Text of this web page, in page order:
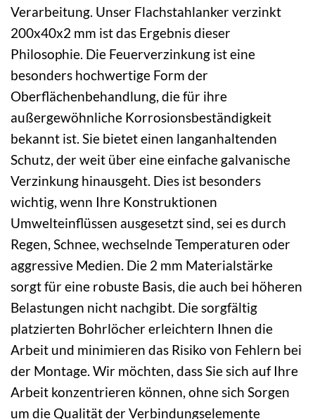
Verarbeitung. Unser Flachstahlanker verzinkt
200x40x2 mm ist das Ergebnis dieser
Philosophie. Die Feuerverzinkung ist eine
besonders hochwertige Form der
Oberflächenbehandlung, die für ihre
außergewöhnliche Korrosionsbeständigkeit
bekannt ist. Sie bietet einen langanhaltenden
Schutz, der weit über eine einfache galvanische
Verzinkung hinausgeht. Dies ist besonders
wichtig, wenn Ihre Konstruktionen
Umwelteinflüssen ausgesetzt sind, sei es durch
Regen, Schnee, wechselnde Temperaturen oder
aggressive Medien. Die 2 mm Materialstärke
sorgt für eine robuste Basis, die auch bei höheren
Belastungen nicht nachgibt. Die sorgfältig
platzierten Bohrlöcher erleichtern Ihnen die
Arbeit und minimieren das Risiko von Fehlern bei
der Montage. Wir möchten, dass Sie sich auf Ihre
Arbeit konzentrieren können, ohne sich Sorgen
um die Qualität der Verbindungselemente